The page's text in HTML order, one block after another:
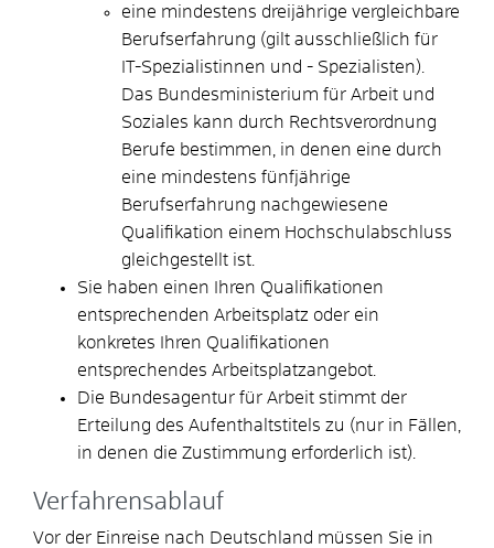
eine mindestens dreijährige vergleichbare
Berufserfahrung (gilt ausschließlich für
IT-Spezialistinnen und - Spezialisten).
Das Bundesministerium für Arbeit und
Soziales kann durch Rechtsverordnung
Berufe bestimmen, in denen eine durch
eine mindestens fünfjährige
Berufserfahrung nachgewiesene
Qualifikation einem Hochschulabschluss
gleichgestellt ist.
Sie haben einen Ihren Qualifikationen
entsprechenden Arbeitsplatz oder ein
konkretes Ihren Qualifikationen
entsprechendes Arbeitsplatzangebot.
Die Bundesagentur für Arbeit stimmt der
Erteilung des Aufenthaltstitels zu (nur in Fällen,
in denen die Zustimmung erforderlich ist)
Verfahrensablauf
Vor der Einreise nach Deutschland müssen Sie in